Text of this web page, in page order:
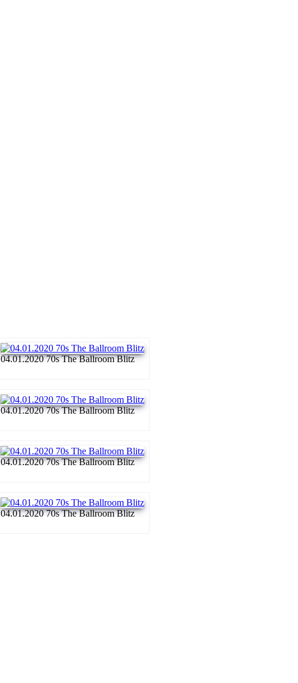
04.01.2020 70s The Ballroom Blitz
04.01.2020 70s The Ballroom Blitz
04.01.2020 70s The Ballroom Blitz
04.01.2020 70s The Ballroom Blitz